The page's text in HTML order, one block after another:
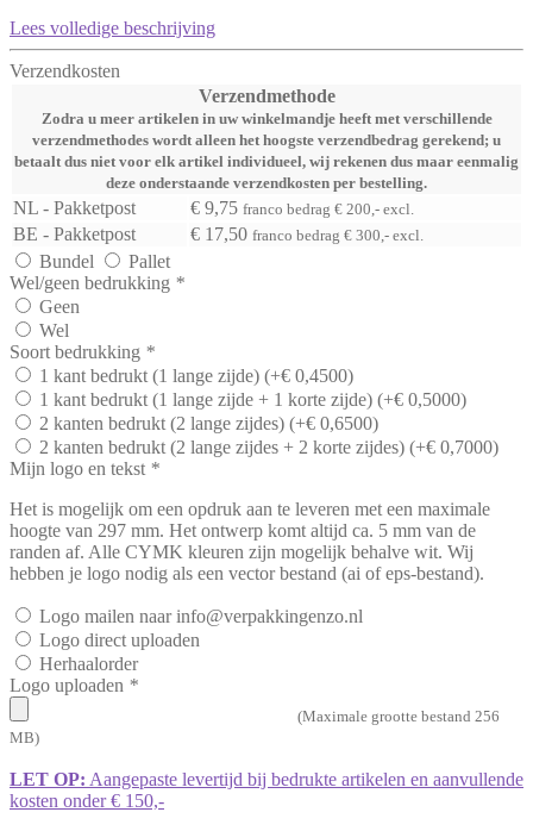
Lees volledige beschrijving
Verzendkosten
Verzendmethode
Zodra u meer artikelen in uw winkelmandje heeft met verschillende
verzendmethodes wordt alleen het hoogste verzendbedrag gerekend; u
betaalt dus niet voor elk artikel individueel, wij rekenen dus maar eenmalig
deze onderstaande verzendkosten per bestelling.
NL - Pakketpost € 9,75 franco bedrag € 200,- excl.
BE - Pakketpost € 17,50 franco bedrag € 300,- excl.
Bundel
Pallet
Wel/geen bedrukking *
Geen
Wel
Soort bedrukking *
1 kant bedrukt (1 lange zijde) (+€ 0,4500)
1 kant bedrukt (1 lange zijde + 1 korte zijde) (+€ 0,5000)
2 kanten bedrukt (2 lange zijdes) (+€ 0,6500)
2 kanten bedrukt (2 lange zijdes + 2 korte zijdes) (+€ 0,7000)
Mijn logo en tekst *
Het is mogelijk om een opdruk aan te leveren met een maximale
hoogte van 297 mm. Het ontwerp komt altijd ca. 5 mm van de
randen af. Alle CYMK kleuren zijn mogelijk behalve wit. Wij
hebben je logo nodig als een vector bestand (ai of eps-bestand).
Logo mailen naar info@verpakkingenzo.nl
Logo direct uploaden
Herhaalorder
Logo uploaden *
(Maximale grootte bestand 256
MB)
LET OP: Aangepaste levertijd bij bedrukte artikelen en aanvullende
kosten onder € 150,-